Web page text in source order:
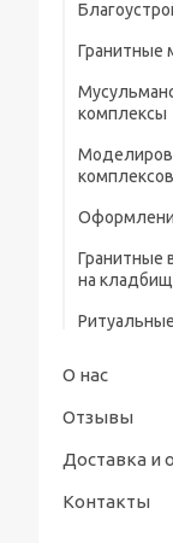
Гранитные
комплексы
комплексов
Гранитные
на
О нас
Отзывы
Доставка и
Контакты